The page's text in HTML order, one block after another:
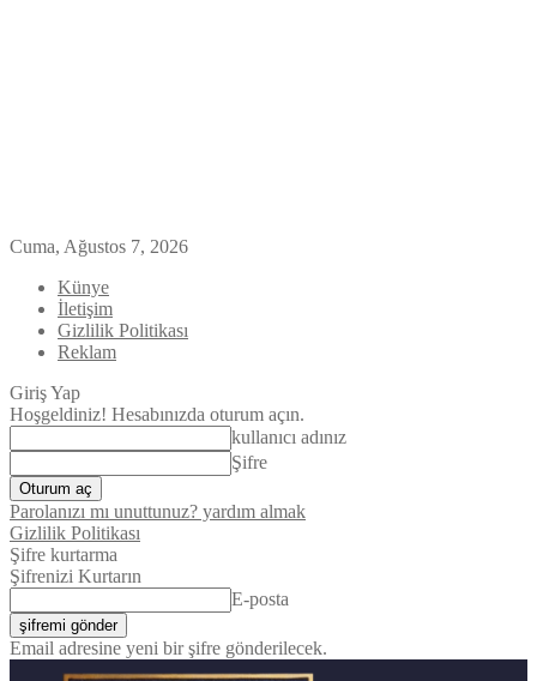
Cuma, Ağustos 7, 2026
Künye
İletişim
Gizlilik Politikası
Reklam
Giriş Yap
Hoşgeldiniz! Hesabınızda oturum açın.
kullanıcı adınız
Şifre
Parolanızı mı unuttunuz? yardım almak
Gizlilik Politikası
Şifre kurtarma
Şifrenizi Kurtarın
E-posta
Email adresine yeni bir şifre gönderilecek.